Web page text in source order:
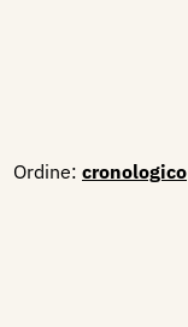
Ordine: cronologico